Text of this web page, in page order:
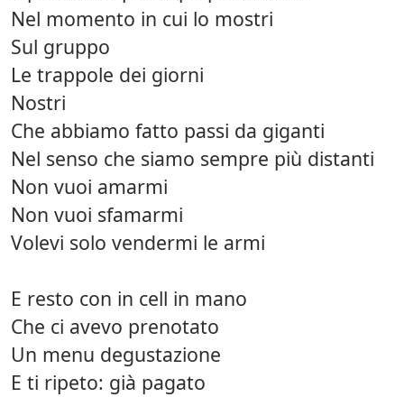
Nel momento in cui lo mostri
Sul gruppo
Le trappole dei giorni
Nostri
Che abbiamo fatto passi da giganti
Nel senso che siamo sempre più distanti
Non vuoi amarmi
Non vuoi sfamarmi
Volevi solo vendermi le armi
E resto con in cell in mano
Che ci avevo prenotato
Un menu degustazione
E ti ripeto: già pagato